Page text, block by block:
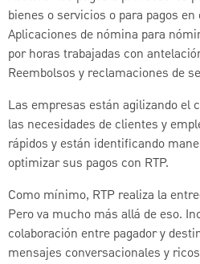
bienes o servicios o para pagos
Aplicaciones de nómina para
por horas trabajadas con
Reembolsos y reclamaciones de
Las empresas están agilizando el
las necesidades de clientes y
rápidos y están identificando
optimizar sus pagos con RTP.
Como mínimo, RTP realiza la
Pero va mucho más allá de eso.
colaboración entre pagador y
mensajes conversacionales y